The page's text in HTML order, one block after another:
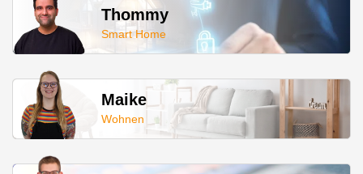
Thommy
Smart Home
Maike
Wohnen